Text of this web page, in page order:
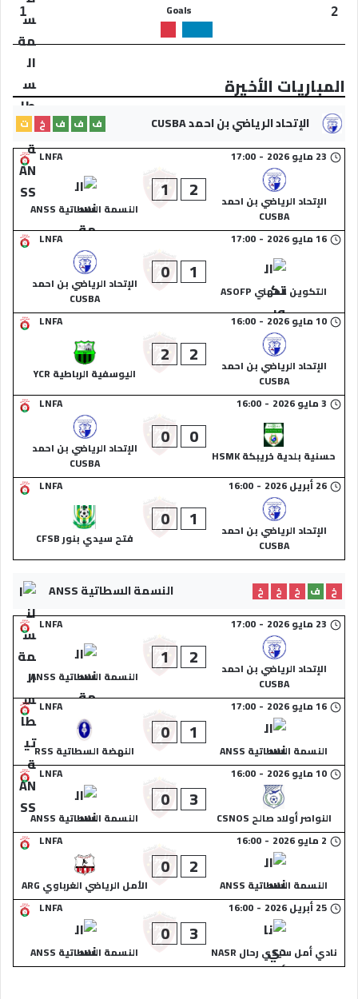
2
Goals
1
المباريات الأخيرة
الإتحاد الرياضي بن احمد CUSBA ف ف ف خ
ت
LNFA
23 مايو 2026 -
17:00
الإتحاد الرياضي بن احمد
CUSBA
2
1
النسمة السطاتية ANSS
LNFA
16 مايو 2026 -
17:00
التكوين المهني ASOFP
1
0
الإتحاد الرياضي بن احمد
CUSBA
LNFA
10 مايو 2026 -
16:00
الإتحاد الرياضي بن احمد
CUSBA
2
2
اليوسفية الرباطية YCR
LNFA
3 مايو 2026 -
16:00
حسنية بلدية خريبكة HSMK
0
0
الإتحاد الرياضي بن احمد
CUSBA
LNFA
26 أبريل 2026 -
16:00
الإتحاد الرياضي بن احمد
CUSBA
1
0
فتح سيدي بنور CFSB
النسمة السطاتية ANSS خ ف خ خ
خ
LNFA
23 مايو 2026 -
17:00
الإتحاد الرياضي بن احمد
CUSBA
2
1
النسمة السطاتية ANSS
LNFA
16 مايو 2026 -
17:00
النسمة السطاتية ANSS
1
0
النهضة السطاتية RSS
LNFA
10 مايو 2026 -
16:00
النواصر أولاد صالح CSNOS
3
0
النسمة السطاتية ANSS
LNFA
2 مايو 2026 -
16:00
النسمة السطاتية ANSS
2
0
الأمل الرياضي الغرباوي ARG
LNFA
25 أبريل 2026 -
16:00
نادي أمل سيدي رحال NASR
3
0
النسمة السطاتية ANSS